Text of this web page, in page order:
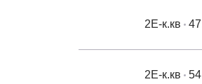
2Е-к.кв
2Е-к.кв